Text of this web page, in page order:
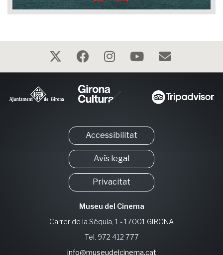
Accessibilitat
Avís legal
Privacitat
Museu del Cinema
Carrer de la Séquia, 1 - 17001 GIRONA
Tel. 972 412 777
info@museudelcinema.cat